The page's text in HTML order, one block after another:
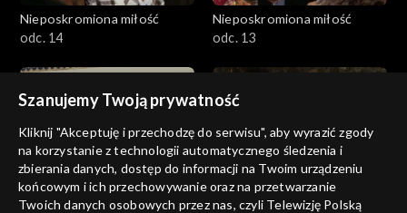
Nieposkromiona miłość
odc. 14
Nieposkromiona miłość
odc. 13
Nieposkromiona miłość
odc. 12
Nieposkromiona miłość
odc. 11
Szanujemy Twoją prywatność
Kliknij "Akceptuję i przechodzę do serwisu", aby wyrazić zgody
na korzystanie z technologii automatycznego śledzenia i
zbierania danych, dostęp do informacji na Twoim urządzeniu
końcowym i ich przechowywanie oraz na przetwarzanie
Twoich danych osobowych przez nas, czyli Telewizję Polską